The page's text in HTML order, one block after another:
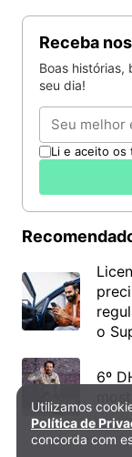
Receba
Boas histórias,
seu dia!
Email
Li e aceito os
o
6º
Política de
Utilizamos
Política de
concorda com